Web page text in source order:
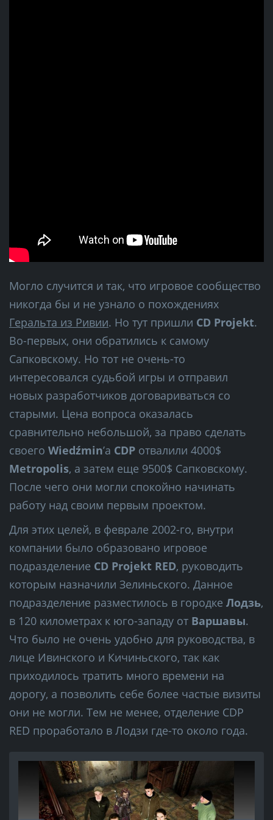
Могло случится и так, что игровое сообщество
никогда бы и не узнало о похождениях
Геральта из Ривии. Но тут пришли CD Projekt.
Во-первых, они обратились к самому
Сапковскому. Но тот не очень-то
интересовался судьбой игры и отправил
новых разработчиков договариваться со
старыми. Цена вопроса оказалась
сравнительно небольшой, за право сделать
своего Wiedźmin’a CDP отвалили 4000$
Metropolis, а затем еще 9500$ Сапковскому.
После чего они могли спокойно начинать
работу над своим первым проектом.
Для этих целей, в феврале 2002-го, внутри
компании было образовано игровое
подразделение CD Projekt RED, руководить
которым назначили Зелиньского. Данное
подразделение разместилось в городке Лодзь,
в 120 километрах к юго-западу от Варшавы.
Что было не очень удобно для руководства, в
лице Ивинского и Кичиньского, так как
приходилось тратить много времени на
дорогу, а позволить себе более частые визиты
они не могли. Тем не менее, отделение CDP
RED проработало в Лодзи где-то около года.